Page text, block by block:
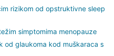
rizikom od opstruktivne sleep
simptomima menopauze
od glaukoma kod muškaraca s